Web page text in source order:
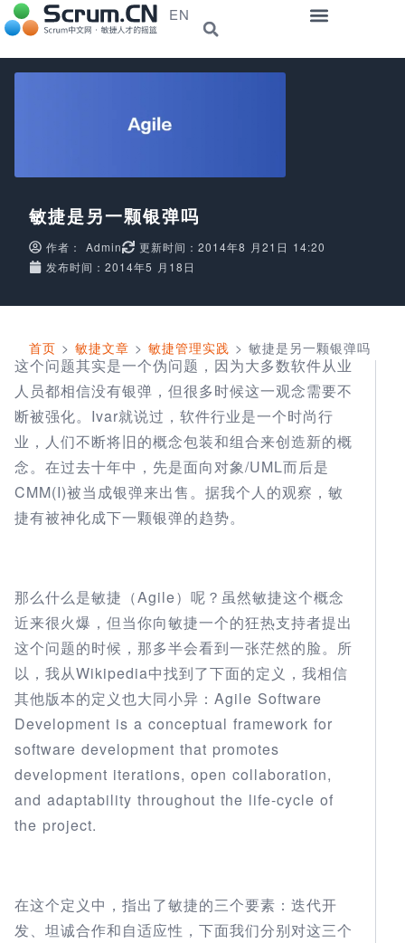
EN
敏捷是另一颗银弹吗
作者： Admin
更新时间：2014年8 月21日 14:20
发布时间：2014年5 月18日
首页 > 敏捷文章 > 敏捷管理实践 > 敏捷是另一颗银弹吗
这个问题其实是一个伪问题，因为大多数软件从业
人员都相信没有银弹，但很多时候这一观念需要不
断被强化。Ivar就说过，软件行业是一个时尚行
业，人们不断将旧的概念包装和组合来创造新的概
念。在过去十年中，先是面向对象/UML而后是
CMM(I)被当成银弹来出售。据我个人的观察，敏
捷有被神化成下一颗银弹的趋势。
那么什么是敏捷（Agile）呢？虽然敏捷这个概念
近来很火爆，但当你向敏捷一个的狂热支持者提出
这个问题的时候，那多半会看到一张茫然的脸。所
以，我从Wikipedia中找到了下面的定义，我相信
其他版本的定义也大同小异：Agile Software
Development is a conceptual framework for
software development that promotes
development iterations, open collaboration,
and adaptability throughout the life-cycle of
the project.
在这个定义中，指出了敏捷的三个要素：迭代开
发、坦诚合作和自适应性，下面我们分别对这三个